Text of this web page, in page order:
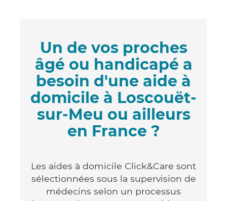
Un de vos proches
âgé ou handicapé a
besoin d'une aide à
domicile à Loscouët-
sur-Meu ou ailleurs
en France ?
Les aides à domicile Click&Care sont
sélectionnées sous la supervision de
médecins selon un processus